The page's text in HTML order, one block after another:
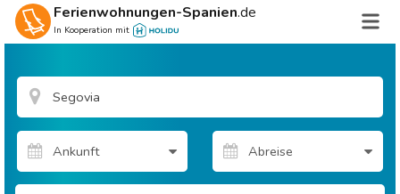
Ferienwohnungen-Spanien.de
In Kooperation mit